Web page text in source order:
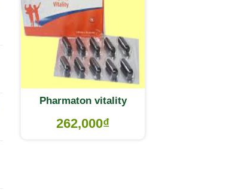
Pharmaton vitality
262,000₫